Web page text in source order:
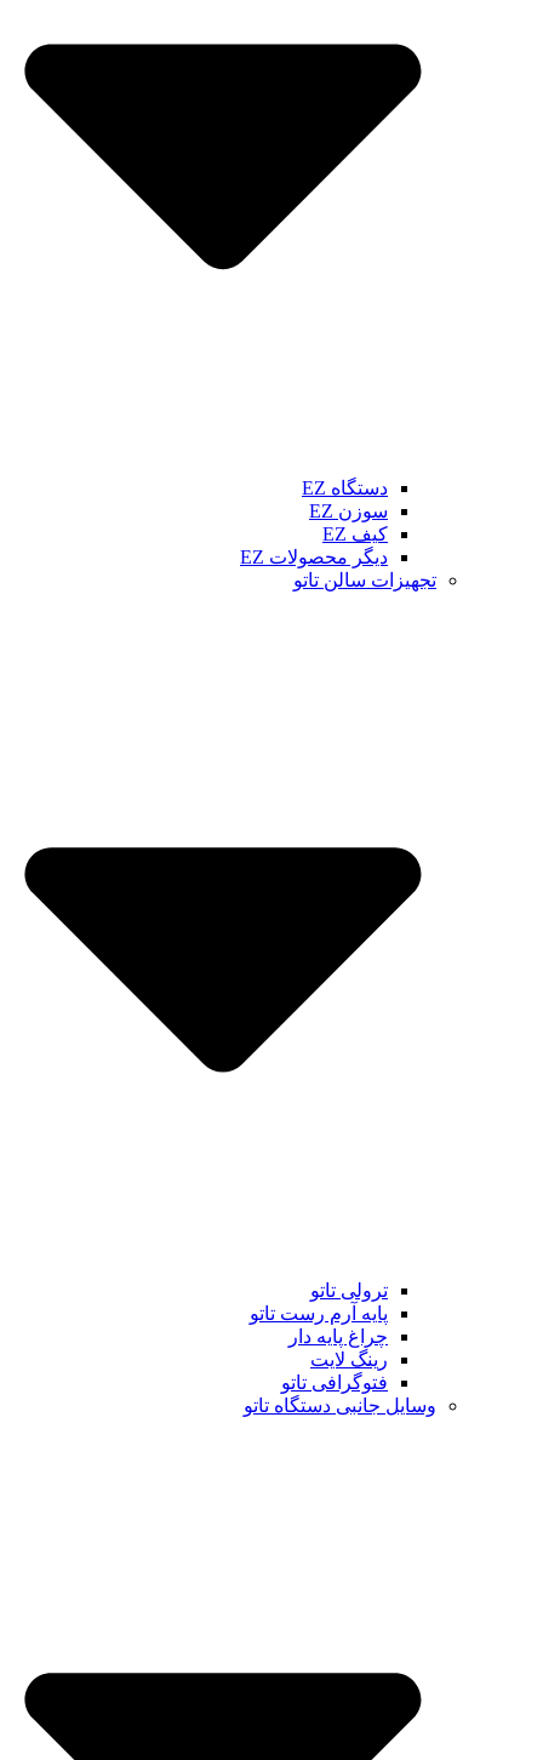
دستگاه EZ
سوزن EZ
کیف EZ
دیگر محصولات EZ
تجهیزات سالن تاتو
ترولی تاتو
پایه آرم رست تاتو
چراغ پایه دار
رینگ لایت
فتوگرافی تاتو
وسایل جانبی دستگاه تاتو